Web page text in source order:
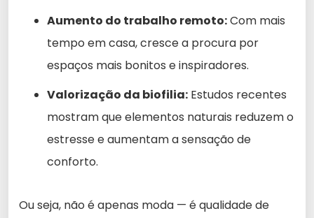
Aumento do trabalho remoto:Com mais
tempo em casa, cresce a procura por
espaços mais bonitos e inspiradores.
Valorização da biofilia: Estudos recentes
mostram que elementos naturais reduzem o
estresse e aumentam a sensação de
conforto.
Ou seja, não é apenas moda — é qualidade de